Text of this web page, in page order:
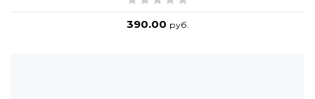
390.00 руб.